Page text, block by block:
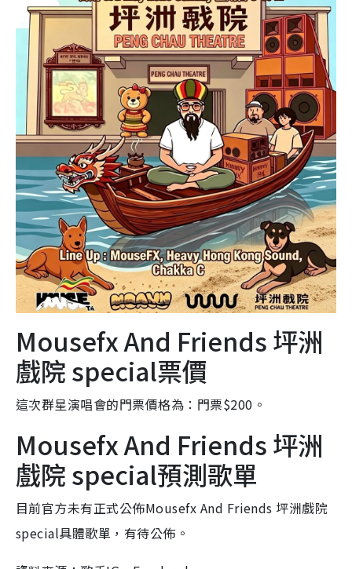
Mousefx And Friends 坪洲
戲院 special票價
這次群星演唱會的門票價格為：門票$200。
Mousefx And Friends 坪洲
戲院 special預測歌單
目前官方未有正式公佈Mousefx And Friends 坪洲戲院
special具體歌單，有待公佈。